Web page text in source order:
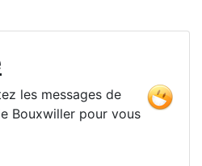
les messages de
Bouxwiller pour vous